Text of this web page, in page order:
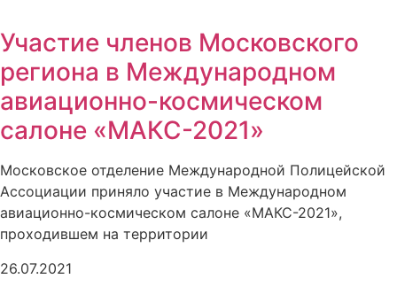
Участие членов Московского
региона в Международном
авиационно-космическом
салоне «МАКС-2021»
Московское отделение Международной Полицейской
Ассоциации приняло участие в Международном
авиационно-космическом салоне «МАКС-2021»,
проходившем на территории
26.07.2021